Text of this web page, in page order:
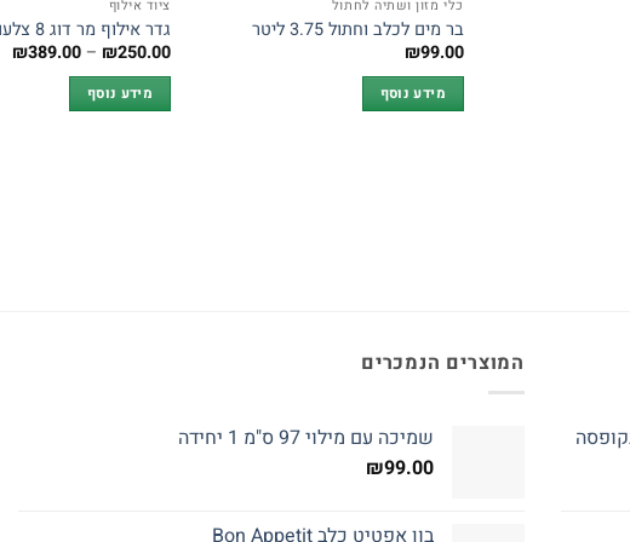
כלי מזון ושתיה לחתול
בר מים לכלב וחתול 3.75 ליטר
₪99.00
מידע נוסף
ציוד אילוף
גדר אילוף מר דוג 8 צלעות
₪250.00
–
₪389.00
מידע נוסף
המוצרים הנמכרים
שמיכה עם מילוי 97 ס"מ 1 יחידה
₪99.00
בון אפטיט כלב Bon Appetit